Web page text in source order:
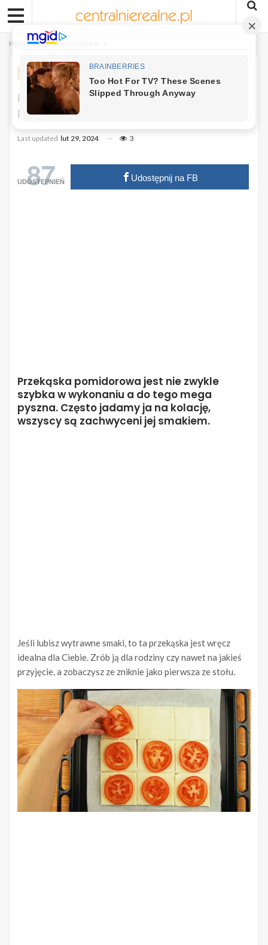
Home Całkiem możliwe
CAŁKIEM MOŻLIWE
Pyszna I Szybka Przekąska
Pomidorowa. Robię Często Na Kolację.
Last updated lut 29, 2024 3
87
UDOSTĘPNIEŃ Udostępnij na FB
Przekąska pomidorowa jest nie zwykle
szybka w wykonaniu a do tego mega
pyszna. Często jadamy ja na kolację,
wszyscy są zachwyceni jej smakiem.
Jeśli lubisz wytrawne smaki, to ta przekąska jest wręcz
idealna dla Ciebie. Zrób ją dla rodziny czy nawet na jakieś
przyjęcie, a zobaczysz ze zniknie jako pierwsza ze stołu.